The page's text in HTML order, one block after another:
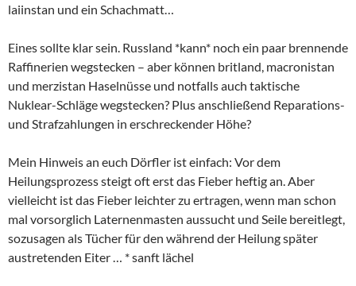
laiinstan und ein Schachmatt…
Eines sollte klar sein. Russland *kann* noch ein paar brennende
Raffinerien wegstecken – aber können britland, macronistan
und merzistan Haselnüsse und notfalls auch taktische
Nuklear-Schläge wegstecken? Plus anschließend Reparations-
und Strafzahlungen in erschreckender Höhe?
Mein Hinweis an euch Dörfler ist einfach: Vor dem
Heilungsprozess steigt oft erst das Fieber heftig an. Aber
vielleicht ist das Fieber leichter zu ertragen, wenn man schon
mal vorsorglich Laternenmasten aussucht und Seile bereitlegt,
sozusagen als Tücher für den während der Heilung später
austretenden Eiter … * sanft lächel